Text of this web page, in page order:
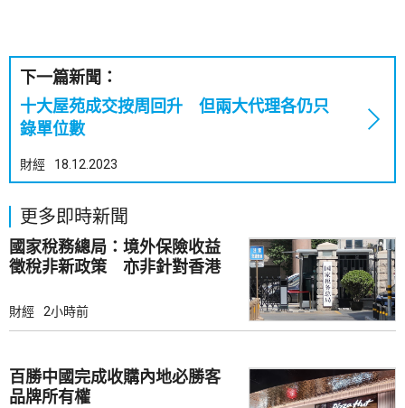
下一篇新聞：
十大屋苑成交按周回升 但兩大代理各仍只
錄單位數
財經 18.12.2023
更多即時新聞
國家稅務總局：境外保險收益
徵稅非新政策 亦非針對香港
財經 2小時前
百勝中國完成收購內地必勝客
品牌所有權